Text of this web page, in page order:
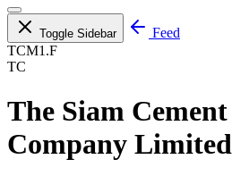
Toggle Sidebar
Feed
TCM1.F
TC
The Siam
Company Limited